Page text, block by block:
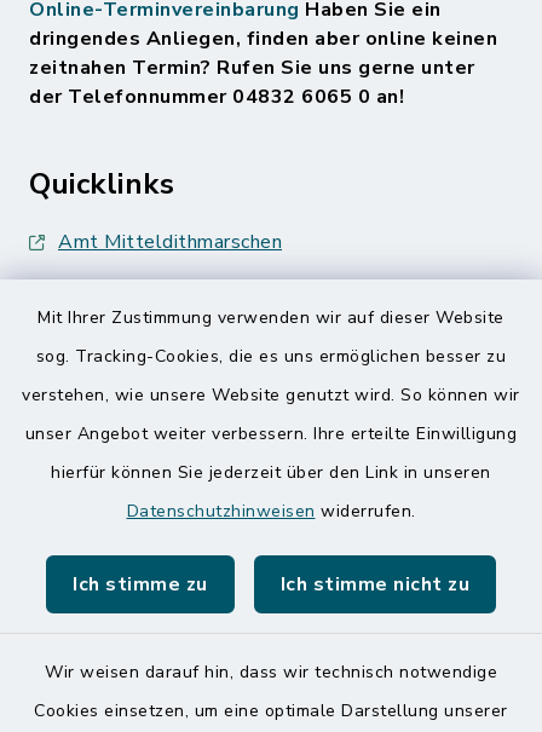
Mit Ihrer Zustimmung verwenden wir auf dieser Website
sog. Tracking-Cookies, die es uns ermöglichen besser zu
verstehen, wie unsere Website genutzt wird. So können wir
unser Angebot weiter verbessern. Ihre erteilte Einwilligung
hierfür können Sie jederzeit über den Link in unseren
Datenschutzhinweisen widerrufen.
Ich stimme zu Ich stimme nicht zu
Wir weisen darauf hin, dass wir technisch notwendige
Cookies einsetzen, um eine optimale Darstellung unserer
Online-Terminvereinbarung Haben Sie ein
dringendes Anliegen, finden aber online keinen
zeitnahen Termin? Rufen Sie uns gerne unter
der Telefonnummer 04832 6065 0 an!
Quicklinks
Amt Mitteldithmarschen
Nationalpark Wattenmeer
Kontakt
Barrierefreiheit
Impressum